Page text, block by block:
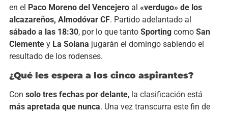
en el Paco Moreno del Vencejeroal «verdugo» de los
alcazareños, Almodóvar CF. Partido adelantado al
sábado a las 18:30, por lo que tanto Sportingcomo San
Clementey La Solana jugarán el domingo sabiendo el
resultado de los rodenses.
¿Qué les espera a los cinco aspirantes?
Con solo tres fechas por delante, la clasificación está
más apretada que nunca. Una vez transcurra este fin de